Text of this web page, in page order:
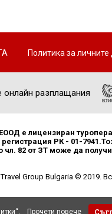
Политика за личните
онлайн разплащания
е лицензиран
РК - 01-
82 от ЗТ може да
Travel Group Bulgaria © 2019.
Прочети повече